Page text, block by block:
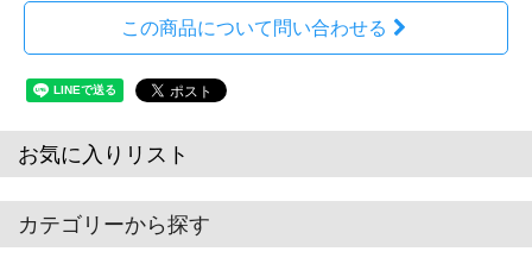
この商品について問い合わせる
お気に入りリスト
カテゴリーから探す